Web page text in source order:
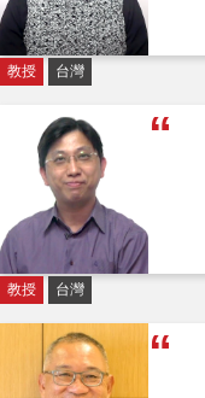
教授 台灣
教授 台灣